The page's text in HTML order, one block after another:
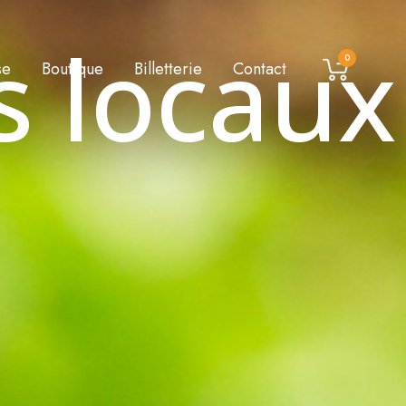
Boutique Billetterie Contact 0
locaux